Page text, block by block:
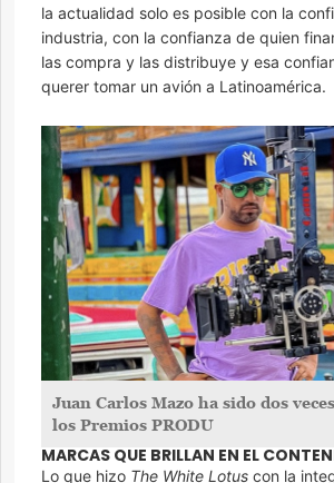
la actualidad solo es posible con la
industria, con la confianza de quien
las compra y las distribuye y esa
querer tomar un avión a Latinoamérica.
Juan Carlos Mazo ha sido dos
los Premios PRODU
MARCAS QUE BRILLAN EN EL
Lo que hizo The White Lotus con la